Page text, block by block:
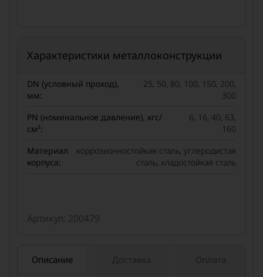
Характеристики металлоконструкции
DN (условный проход),
мм:
25, 50, 80, 100, 150, 200,
300
PN (номинальное давление), кгс/
см²:
6, 16, 40, 63,
160
Материал
корпуса:
коррозионностойкая сталь, углеродистая
сталь, хладостойкая сталь
Артикул: 200479
Описание